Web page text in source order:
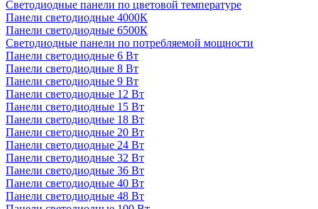
Светодиодные панели по цветовой температуре
Панели светодиодные 4000К
Панели светодиодные 6500К
Светодиодные панели по потребляемой мощности
Панели светодиодные 6 Вт
Панели светодиодные 8 Вт
Панели светодиодные 9 Вт
Панели светодиодные 12 Вт
Панели светодиодные 15 Вт
Панели светодиодные 18 Вт
Панели светодиодные 20 Вт
Панели светодиодные 24 Вт
Панели светодиодные 32 Вт
Панели светодиодные 36 Вт
Панели светодиодные 40 Вт
Панели светодиодные 48 Вт